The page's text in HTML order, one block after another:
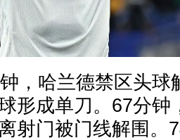
，哈兰德禁区头球
形成单刀。67分钟
射门被门线解围。